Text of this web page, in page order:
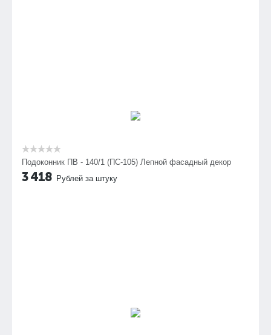
Подоконник ПВ - 140/1 (ПС-105) Лепной фасадный декор
3 418 Рублей за штуку